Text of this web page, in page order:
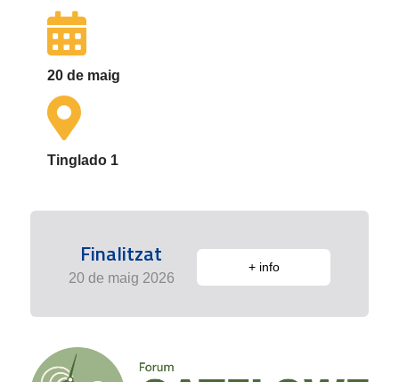
20 de maig
Tinglado 1
Finalitzat
20 de maig 2026
+ info